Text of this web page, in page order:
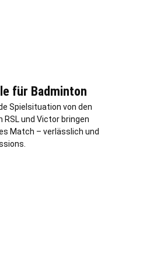
für Badminton
Spielsituation von den
RSL und Victor bringen
Match – verlässlich und